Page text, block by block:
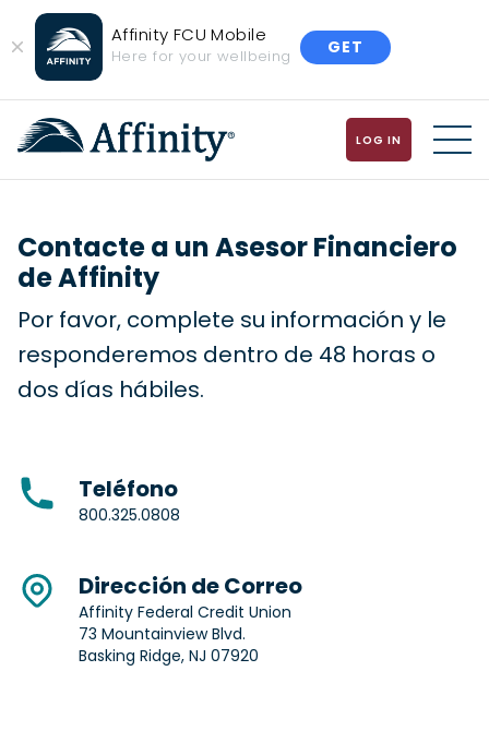
Close
Banner
Affinity FCU Mobile
Here for your wellbeing GET
MENU
LOG IN
Contacte a un Asesor Financiero
de Affinity
Por favor, complete su información y le
responderemos dentro de 48 horas o
dos días hábiles.
Teléfono
800.325.0808
Dirección de Correo
Affinity Federal Credit Union
73 Mountainview Blvd.
Basking Ridge, NJ 07920